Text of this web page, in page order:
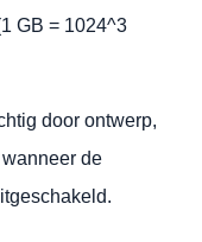
GB = 1024^3
door ontwerp,
de